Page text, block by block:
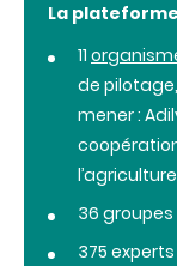
La
11
de
mener :
36
375